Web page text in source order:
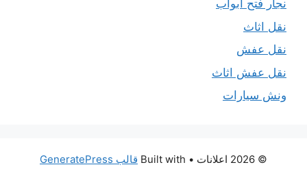
نجار فتح ابواب
نقل اثاث
نقل عفش
نقل عفش اثاث
ونش سيارات
© 2026 اعلانات • Built with قالب GeneratePress